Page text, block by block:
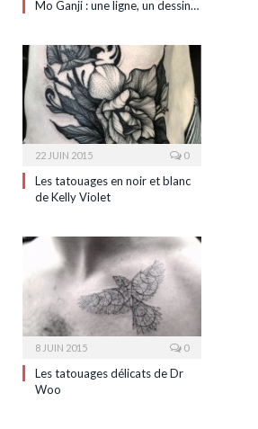
Mo Ganji : une ligne, un dessin…
22 JUIN 2015 0
Les tatouages en noir et blanc
de Kelly Violet
8 JUIN 2015 0
Les tatouages délicats de Dr
Woo